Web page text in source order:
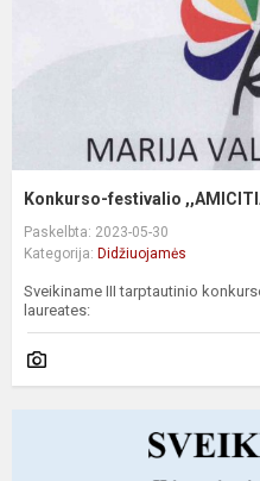
Konkurso-festivalio
Paskelbta: 2023-05-30
Kategorija: Didžiuojamės
Sveikiname III tarptautinio
laureates: